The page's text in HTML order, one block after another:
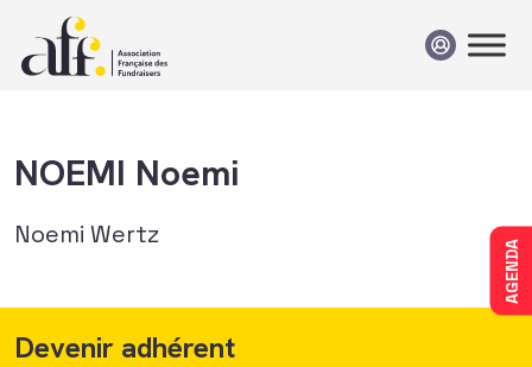
AGENDA
NOEMI Noemi
Noemi Wertz
Devenir adhérent